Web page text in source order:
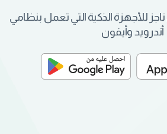
للأجهزة الذكية التي تعمل بنظامي
أندرويد وأيفون